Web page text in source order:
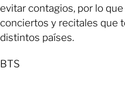
evitar contagios, por lo
conciertos y recitales que
distintos países.
BTS